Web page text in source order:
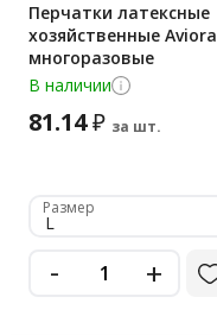
Перчатки латексные
хозяйственные
многоразовые
В наличии
81.14₽ за шт.
Размер
L
- +